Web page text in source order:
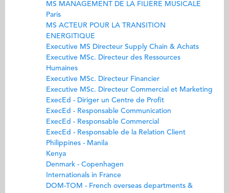
MS MANAGEMENT DE LA FILIERE MUSICALE
Paris
MS ACTEUR POUR LA TRANSITION
ENERGITIQUE
Executive MS Directeur Supply Chain & Achats
Executive MSc. Directeur des Ressources
Humaines
Executive MSc. Directeur Financier
Executive MSc. Directeur Commercial et Marketing
ExecEd - Diriger un Centre de Profit
ExecEd - Responsable Communication
ExecEd - Responsable Commercial
ExecEd - Responsable de la Relation Client
Philippines - Manila
Kenya
Denmark - Copenhagen
Internationals in France
DOM-TOM - French overseas departments &